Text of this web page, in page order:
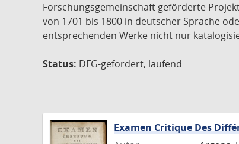
Forschungsgemeinschaft geförderte
von 1701 bis 1800 in deutscher Sprache
entsprechenden Werke nicht nur
Status: DFG-gefördert, laufend
Examen Critique Des